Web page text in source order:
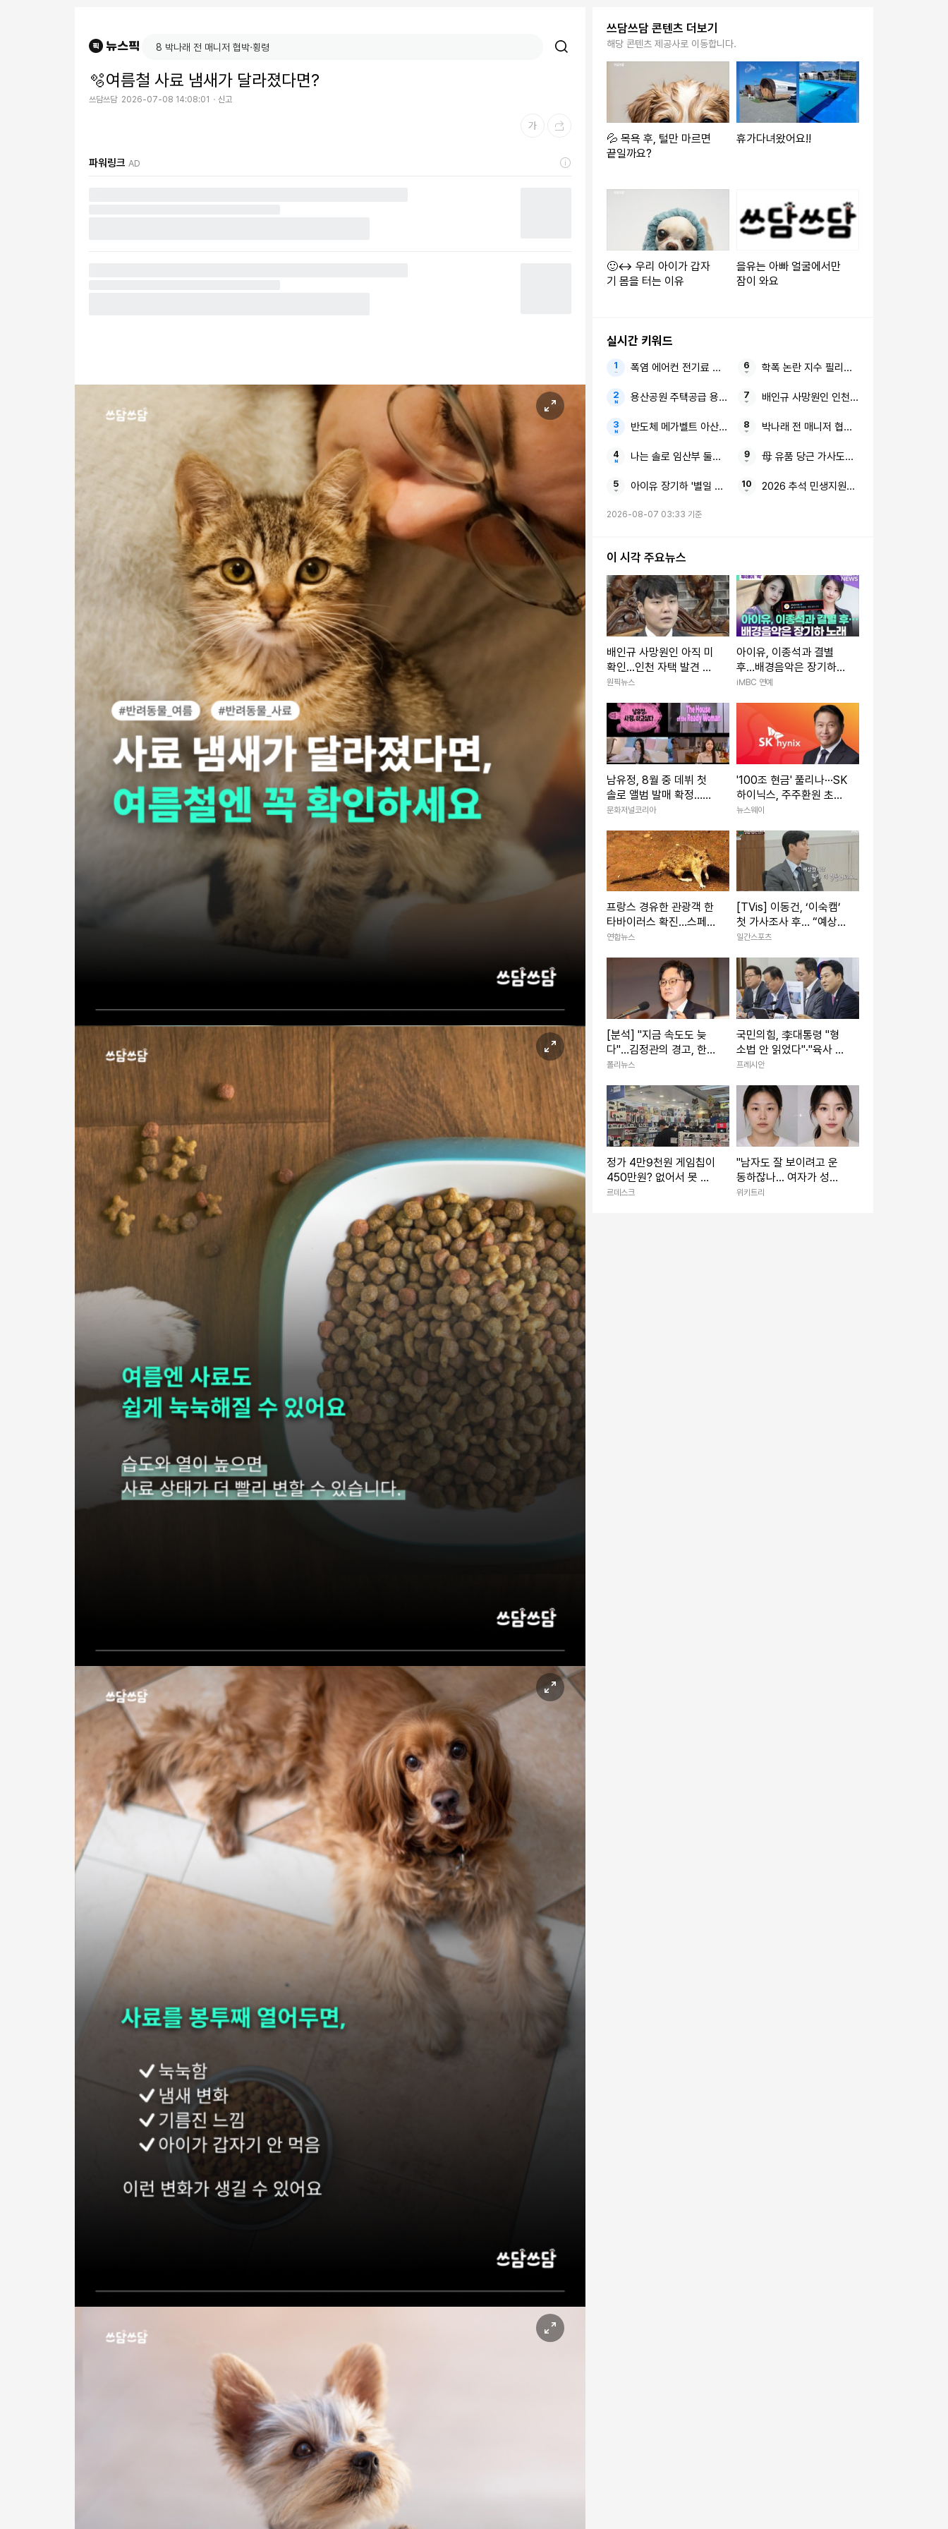
🫧여름철 사료 냄새가 달라졌다면?
쓰담쓰담 2026-07-08 14:08:01 신고
파워링크 AD
쓰담쓰담 콘텐츠 더보기
해당 콘텐츠 제공사로 이동합니다.
💦 목욕 후, 털만 마르면
끝일까요?
휴가다녀왔어요!!
🙂↔️ 우리 아이가 갑자
기 몸을 터는 이유
을유는 아빠 얼굴에서만
잠이 와요
실시간 키워드
폭염 에어컨 전기료 폭탄
용산공원 주택공급 용산구 논란
반도체 메가벨트 아산테크노밸리 the1 7차(10단지) 분양가상한제
나는 솔로 임산부 둘째 임신
아이유 장기하 '별일 없이 산다'
학폭 논란 지수 필리핀 행사
배인규 사망원인 인천 자택
박나래 전 매니저 협박·횡령
母 유품 당근 가사도우미
2026 추석 민생지원금 50만원 4차 지급일
2026-08-07 03:33 기준
이 시각 주요뉴스
배인규 사망원인 아직 미
확인...인천 자택 발견 뒤
조사 진행
원픽뉴스
아이유, 이종석과 결별
후…배경음악은 장기하
노래 [투데이픽]
iMBC 연예
남유정, 8월 중 데뷔 첫
솔로 앨범 발매 확정…리
메이크로 채운다
문화저널코리아
'100조 현금' 풀리나···SK
하이닉스, 주주환원 초읽
기
뉴스웨이
프랑스 경유한 관광객 한
타바이러스 확진…스페인
서 격리
연합뉴스
[TVis] 이동건, ‘이숙캠’
첫 가사조사 후… “예상보
다 더 힘들었다”
일간스포츠
[분석] "지금 속도도 늦
다"…김정관의 경고, 한국
산업정책 '속도전' 시대로
폴리뉴스
국민의힘, 李대통령 "형
소법 안 읽었다"·"육사 쿠
데타 책임" 발언 맹공
프레시안
정가 4만9천원 게임칩이
450만원? 없어서 못 사
는 '그 시절의 향수'
르데스크
"남자도 잘 보이려고 운
동하잖나... 여자가 성형
하는 게 대체 왜 문제냐"
위키트리